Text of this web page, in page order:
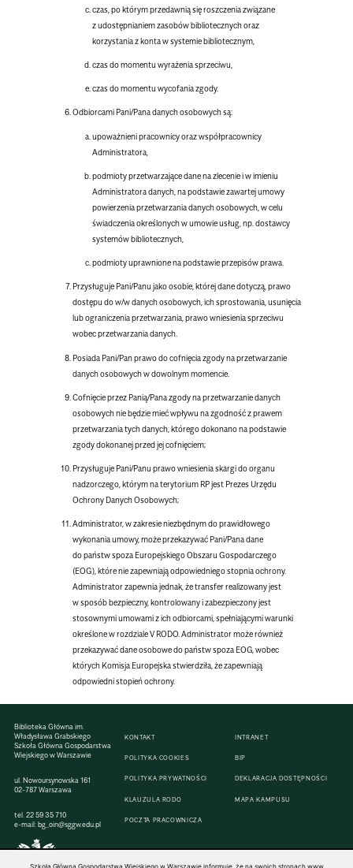
czas, po którym przedawnią się roszczenia związane
z udostępnianiem zasobów bibliotecznych oraz
korzystania z konta w systemie bibliotecznym,
czas do momentu wyrażenia sprzeciwu,
czas do momentu wycofania zgody.
Odbiorcami Pani/Pana danych osobowych są:
upoważnieni pracownicy oraz współpracownicy
Administratora,
podmioty przetwarzające dane na zlecenie i w imieniu
Administratora danych, na podstawie zawartej umowy
powierzenia przetwarzania danych osobowych, w celu
świadczenia określonych w umowie usług, np. dostawcy
systemów bibliotecznych,
podmioty uprawnione na podstawie przepisów prawa.
Przysługuje Pani/Panu jako osobie, której dane dotyczą, prawo
dostępu do w/w danych osobowych, ich sprostowania, usunięcia
lub ograniczenia przetwarzania, prawo wniesienia sprzeciwu
wobec przetwarzania danych.
Posiada Pani/Pan prawo do cofnięcia zgody na przetwarzanie
danych osobowych w dowolnym momencie.
Cofnięcie przez Panią/Pana zgody na przetwarzanie danych
osobowych nie będzie mieć wpływu na zgodność z prawem
przetwarzania tych danych, którego dokonano na podstawie
zgody dokonanej przed jej cofnięciem;
Przysługuje Pani/Panu prawo wniesienia skargi do organu
nadzorczego, którym na terytorium RP jest Prezes Urzędu
Ochrony Danych Osobowych;
Administrator, w zakresie niezbędnym do prawidłowego
wykonania umowy, może przekazywać Pani/Pana dane
do państw spoza Europejskiego Obszaru Gospodarczego
(EOG), które nie zapewniają odpowiedniego stopnia ochrony.
Administrator zapewnia jednak, że transfer realizowany jest
w sposób bezpieczny, kontrolowany i zabezpieczony jest
stosownymi umowami z ich odbiorcami, spełniającymi warunki
określone w rozdziale V RODO. Administrator może również
przekazywać dane osobowe do państw spoza EOG, wobec
których Komisja Europejska stwierdziła, że zapewniają
odpowiedni stopień ochrony.
Biblioteka Główna im.
Władysława Grabskiego
Szkoła Główna Gospodarstwa
Wiejskiego w Warszawie
ul. Nowoursynowska 161
02-787 Warszawa
tel. 22 59 35 710
e-mail:bg_oin@sggw.edu.pl
KONTAKT
POLITYKA COOKIES
POLITYKA PRYWATNOŚCI
KLAUZULA RODO
POCZTA PRACOWNICZA
INTRANET
BIP
DEKLARACJA DOSTĘPNOŚCI
MAPA KAMPUSU
Szkoła Główna Gospodarstwa Wiejskiego w Warszawie informuje, że na swoich stronach www